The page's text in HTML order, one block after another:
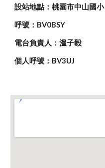
設站地點：桃園市中山國小
呼號：BV0BSY
電台負責人：溫子毅
個人呼號：BV3UJ